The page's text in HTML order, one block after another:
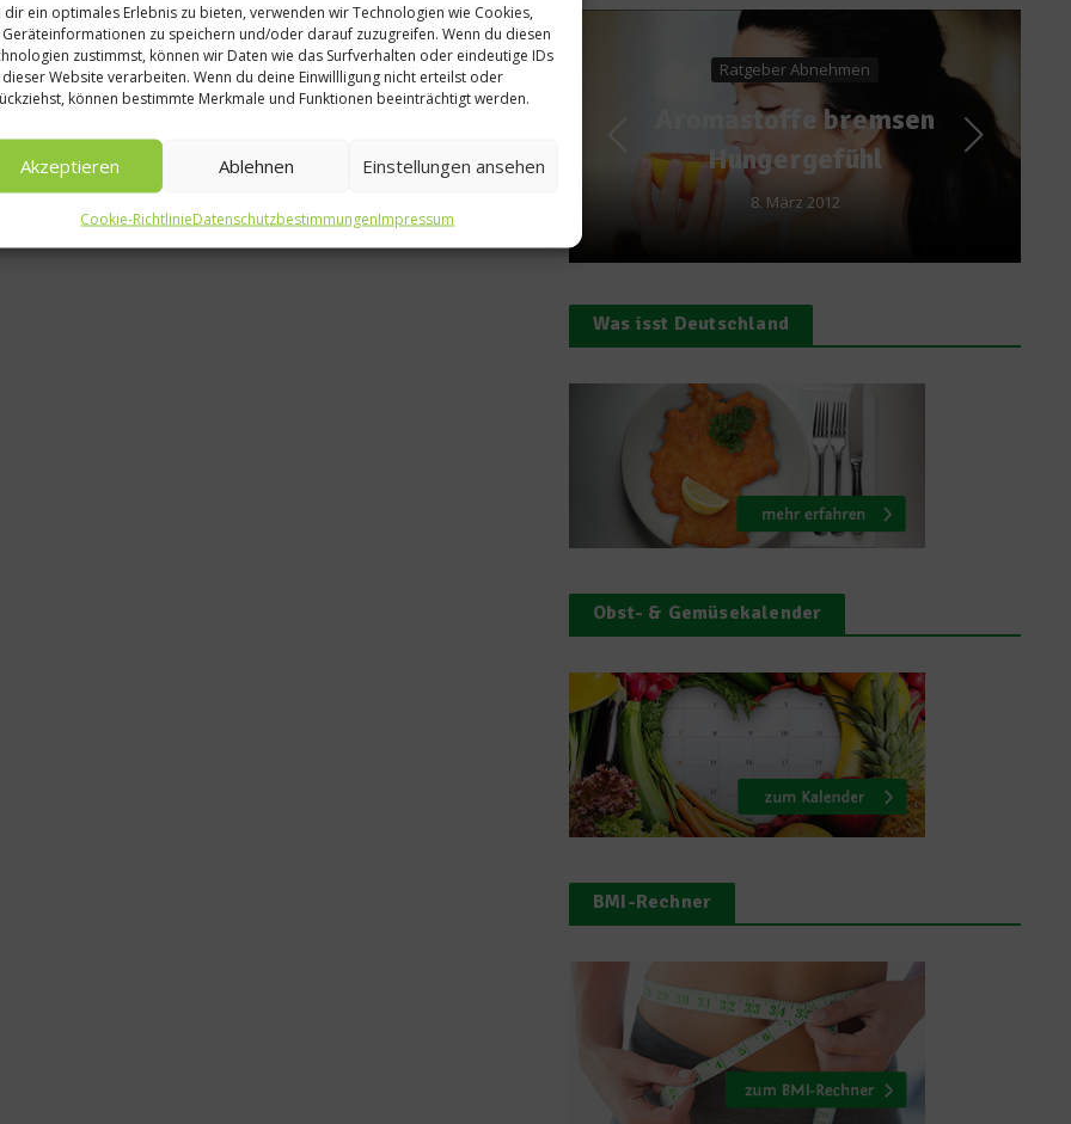
dir ein optimales Erlebnis zu bieten, verwenden wir Technologien wie Cookies,
Geräteinformationen zu speichern und/oder darauf zuzugreifen. Wenn du diesen
zustimmst, können wir Daten wie das Surfverhalten oder eindeutige IDs
dieser Website verarbeiten. Wenn du deine Einwillligung nicht erteilst oder
können bestimmte Merkmale und Funktionen beeinträchtigt werden.
Akzeptieren Ablehnen Einstellungen ansehen
Cookie-RichtlinieDatenschutzbestimmungenImpressum
Ratgeber Abnehmen
Aromastoffe bremsen
Hungergefühl
News
Die Zahl der
Was isst Deutschland
Obst- & Gemüsekalender
BMI-Rechner